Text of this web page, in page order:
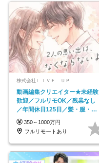
株式会社ＬＩＶＥ ＵＰ
動画編集クリエイター★未経験
歓迎／フルリモOK／残業なし
／年間休日125日／髪・服・ネ
イル自由／研修充実で安心
350～1000万円
フルリモートあり